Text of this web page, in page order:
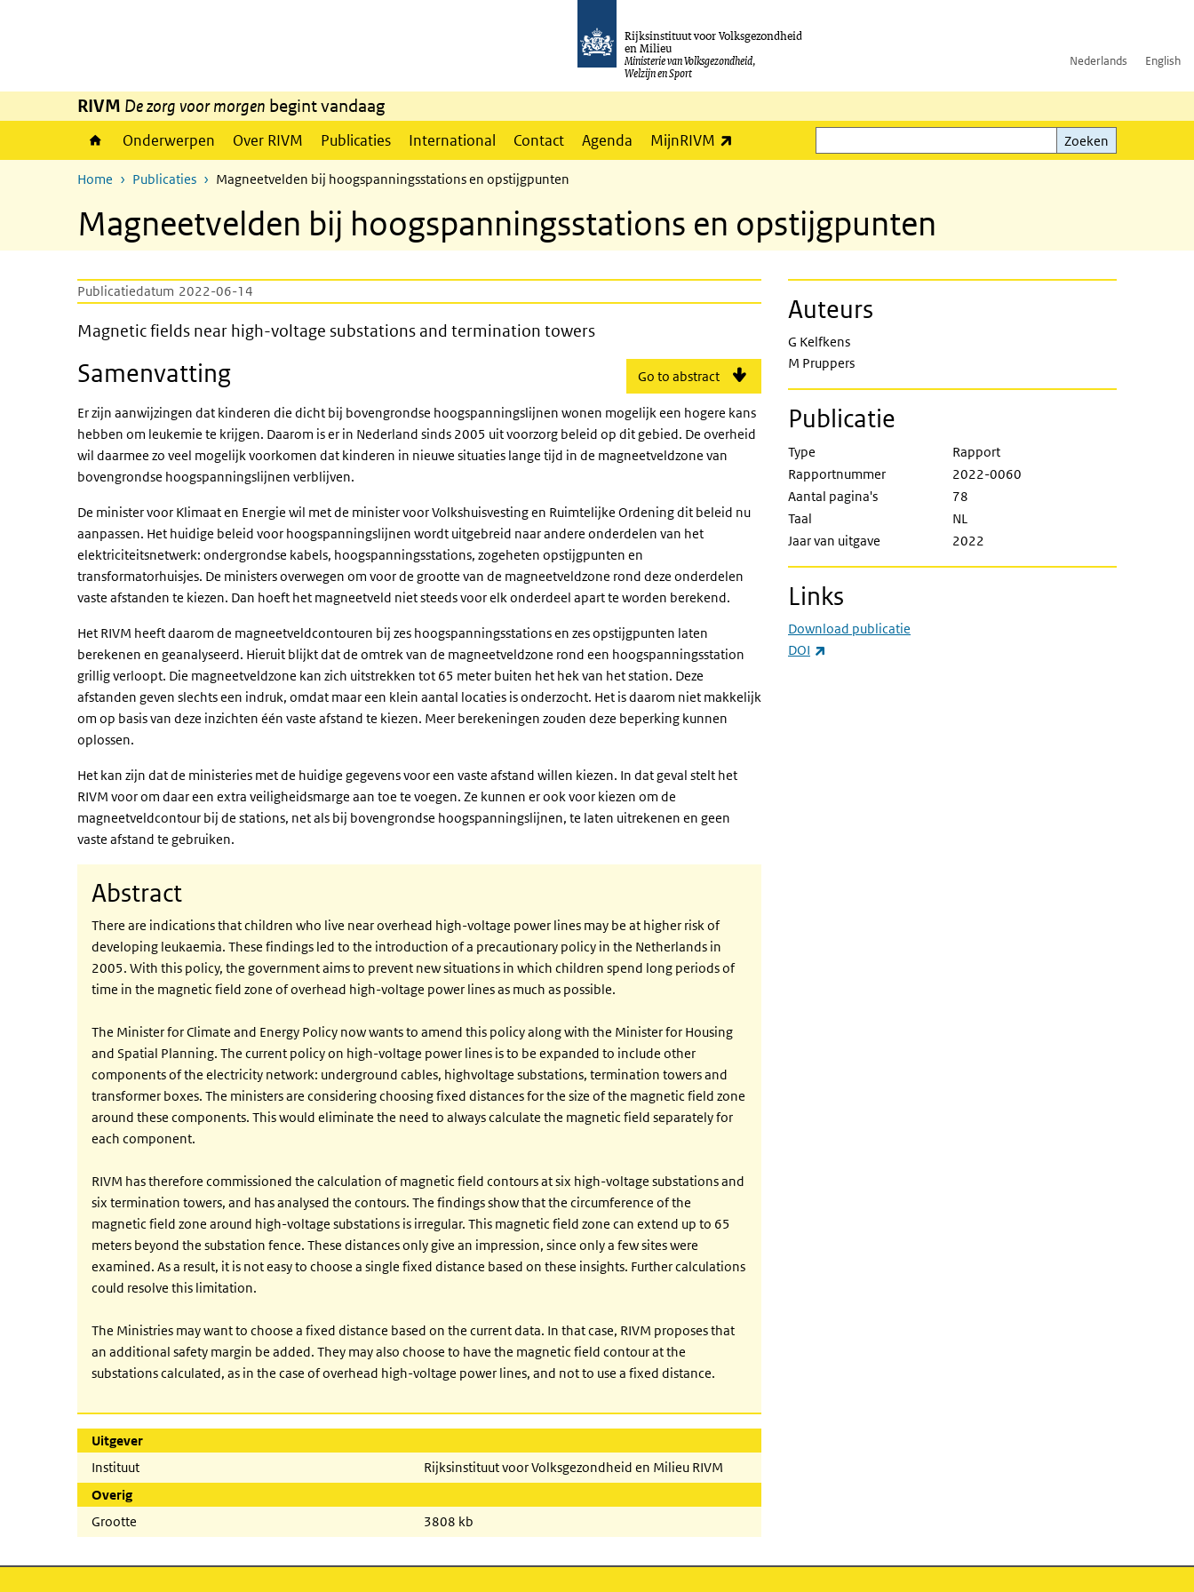
Rijksinstituut voor Volksgezondheid
en Milieu
Ministerie van Volksgezondheid,
Welzijn en Sport
Nederlands English
RIVM De zorg voor morgen begint vandaag
Onderwerpen Over RIVM Publicaties International Contact Agenda MijnRIVM
Zoeken
Zoeken
Home Publicaties Magneetvelden bij hoogspanningsstations en opstijgpunten
Magneetvelden bij hoogspanningsstations en opstijgpunten
Publicatiedatum 2022-06-14
Magnetic fields near high-voltage substations and termination towers
Magnetic fields near high-voltage substations and termination towers
Go to abstract
Samenvatting
Er zijn aanwijzingen dat kinderen die dicht bij bovengrondse hoogspanningslijnen wonen mogelijk een hogere kans
hebben om leukemie te krijgen. Daarom is er in Nederland sinds 2005 uit voorzorg beleid op dit gebied. De overheid
wil daarmee zo veel mogelijk voorkomen dat kinderen in nieuwe situaties lange tijd in de magneetveldzone van
bovengrondse hoogspanningslijnen verblijven.
De minister voor Klimaat en Energie wil met de minister voor Volkshuisvesting en Ruimtelijke Ordening dit beleid nu
aanpassen. Het huidige beleid voor hoogspanningslijnen wordt uitgebreid naar andere onderdelen van het
elektriciteitsnetwerk: ondergrondse kabels, hoogspanningsstations, zogeheten opstijgpunten en
transformatorhuisjes. De ministers overwegen om voor de grootte van de magneetveldzone rond deze onderdelen
vaste afstanden te kiezen. Dan hoeft het magneetveld niet steeds voor elk onderdeel apart te worden berekend.
Het RIVM heeft daarom de magneetveldcontouren bij zes hoogspanningsstations en zes opstijgpunten laten
berekenen en geanalyseerd. Hieruit blijkt dat de omtrek van de magneetveldzone rond een hoogspanningsstation
grillig verloopt. Die magneetveldzone kan zich uitstrekken tot 65 meter buiten het hek van het station. Deze
afstanden geven slechts een indruk, omdat maar een klein aantal locaties is onderzocht. Het is daarom niet makkelijk
om op basis van deze inzichten één vaste afstand te kiezen. Meer berekeningen zouden deze beperking kunnen
oplossen.
Het kan zijn dat de ministeries met de huidige gegevens voor een vaste afstand willen kiezen. In dat geval stelt het
RIVM voor om daar een extra veiligheidsmarge aan toe te voegen. Ze kunnen er ook voor kiezen om de
magneetveldcontour bij de stations, net als bij bovengrondse hoogspanningslijnen, te laten uitrekenen en geen
vaste afstand te gebruiken.
Abstract
There are indications that children who live near overhead high-voltage power lines may be at higher risk of
developing leukaemia. These findings led to the introduction of a precautionary policy in the Netherlands in
2005. With this policy, the government aims to prevent new situations in which children spend long periods of
time in the magnetic field zone of overhead high-voltage power lines as much as possible.
The Minister for Climate and Energy Policy now wants to amend this policy along with the Minister for Housing
and Spatial Planning. The current policy on high-voltage power lines is to be expanded to include other
components of the electricity network: underground cables, highvoltage substations, termination towers and
transformer boxes. The ministers are considering choosing fixed distances for the size of the magnetic field zone
around these components. This would eliminate the need to always calculate the magnetic field separately for
each component.
RIVM has therefore commissioned the calculation of magnetic field contours at six high-voltage substations and
six termination towers, and has analysed the contours. The findings show that the circumference of the
magnetic field zone around high-voltage substations is irregular. This magnetic field zone can extend up to 65
meters beyond the substation fence. These distances only give an impression, since only a few sites were
examined. As a result, it is not easy to choose a single fixed distance based on these insights. Further calculations
could resolve this limitation.
The Ministries may want to choose a fixed distance based on the current data. In that case, RIVM proposes that
an additional safety margin be added. They may also choose to have the magnetic field contour at the
substations calculated, as in the case of overhead high-voltage power lines, and not to use a fixed distance.
Uitgever
Instituut
Rijksinstituut voor Volksgezondheid en Milieu RIVM
Overig
Grootte
3808 kb
Auteurs
G Kelfkens
M Pruppers
Publicatie
Type
Rapport
Rapportnummer
2022-0060
Aantal pagina's
78
Taal
NL
Jaar van uitgave
2022
Links
Download publicatie
DOI